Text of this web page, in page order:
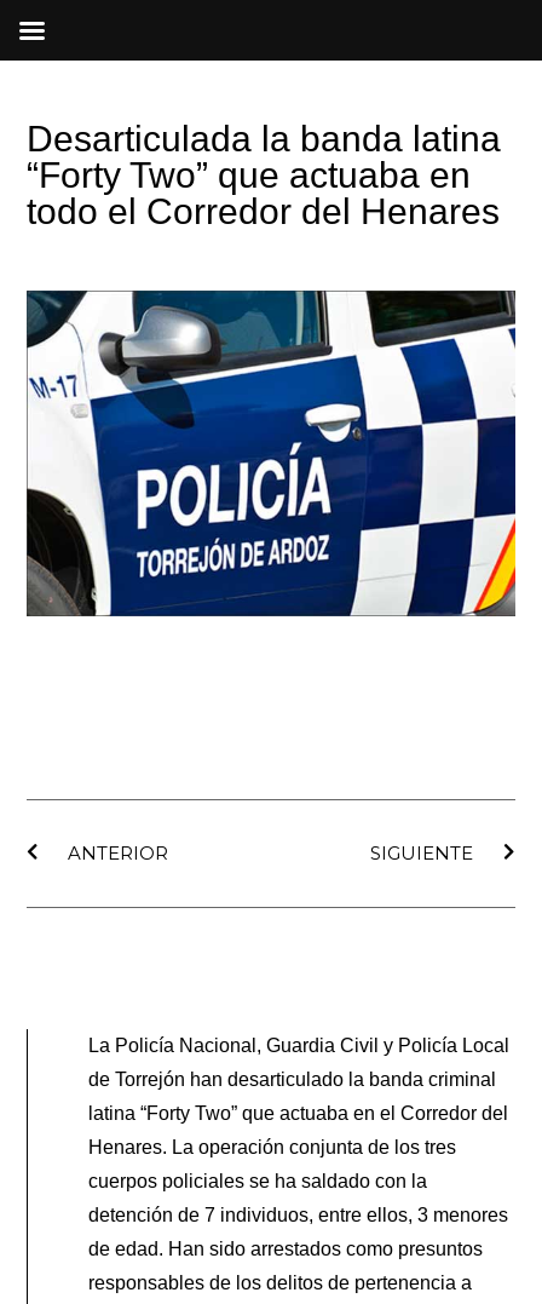
Desarticulada la banda latina
“Forty Two” que actuaba en
todo el Corredor del Henares
ANTERIOR
SIGUIENTE
La Policía Nacional, Guardia Civil y Policía Local
de Torrejón han desarticulado la banda criminal
latina “Forty Two” que actuaba en el Corredor del
Henares. La operación conjunta de los tres
cuerpos policiales se ha saldado con la
detención de 7 individuos, entre ellos, 3 menores
de edad. Han sido arrestados como presuntos
responsables de los delitos de pertenencia a